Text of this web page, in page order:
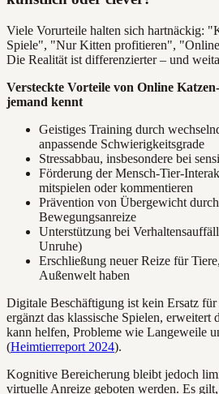
Viele Vorurteile halten sich hartnäckig:
Spiele", "Nur Kitten profitieren",
Die Realität ist differenzierter – und
Versteckte Vorteile von Online
jemand kennt
Geistiges Training durch
anpassende Schwierigkeitsgrade
Stressabbau, insbesondere bei
Förderung der Mensch-Tier-
mitspielen oder kommentieren
Prävention von Übergewicht
Bewegungsanreize
Unterstützung bei
Unruhe)
Erschließung neuer Reize für
Außenwelt haben
Digitale Beschäftigung ist kein Ersatz
ergänzt das klassische Spielen,
kann helfen, Probleme wie Langeweile
(Heimtierreport 2024).
Kognitive Bereicherung bleibt jedoch
virtuelle Anreize geboten werden. Es